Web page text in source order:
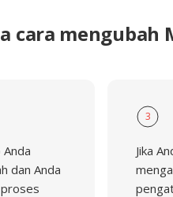
cara mengubah
dan Anda
3
Jika